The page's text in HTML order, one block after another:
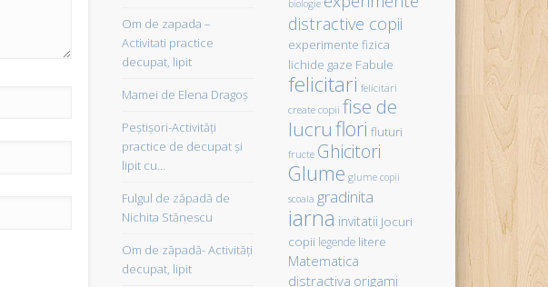
Om de zapada –
Activitati practice
decupat, lipit
Mamei de Elena Dragoş
Peştişori-Activităţi
practice de decupat şi
lipit cu…
Fulgul de zăpadă de
Nichita Stănescu
Om de zăpadă- Activităţi
decupat, lipit
biologie
distractive copii
experimente fizica
lichide gaze Fabule
felicitari felicitari
create copii fise de
lucruflori fluturi
fructe Ghicitori
Glume glume copii
scoala gradinita
iarna invitatii Jocuri
copii legende litere
Matematica
distractiva origami